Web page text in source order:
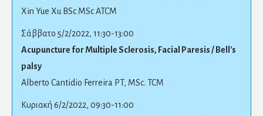
Xin Yue Xu BSc MSc ATCM
Σάββατο 5/2/2022, 11:30-13:00
Acupuncture for Multiple Sclerosis, Facial Paresis / Bell's
palsy
Alberto Cantidio Ferreira PT, MSc. TCM
Κυριακή 6/2/2022, 09:30-11:00